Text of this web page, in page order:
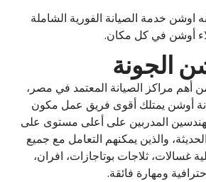
خدمة الصيانة الفورية الشاملة
أوشن في كل مكان.
الجونة
أهم مراكز الصيانة المعتمد في مصر،
أوشن يمتلك أقوى فريق عمل مكون
المدربين على أعلى مستوى على
والذين يمكنهم التعامل مع جميع
غسالات، ثلاجات بوتاجازات، افران،
ومهارة فائقة.